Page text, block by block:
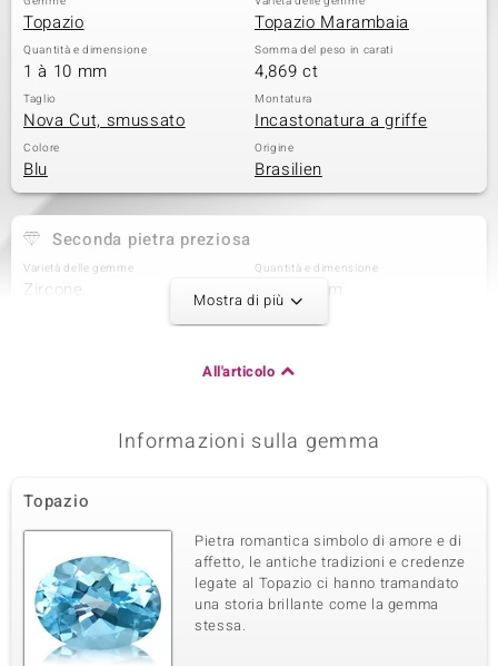
Topazio Topazio Marambaia
Quantità e dimensione
1 à 10 mm
Somma del peso in carati
4,869 ct
Taglio
Nova Cut, smussato
Montatura
Incastonatura a griffe
Colore
Blu
Origine
Brasilien
Seconda pietra preziosa
Varietà delle gemme
Zircone
Quantità e dimensione
6 à 1,2 mm
Origine
Zircone
Somma del peso in carati
0,178 ct
Taglio
Taglio rotondo
Montatura
pavé
Origine
Cambogia
Mostra di più
All'articolo
Informazioni sulla gemma
Topazio
Pietra romantica simbolo di amore e di
affetto, le antiche tradizioni e credenze
legate al Topazio ci hanno tramandato
una storia brillante come la gemma
stessa.